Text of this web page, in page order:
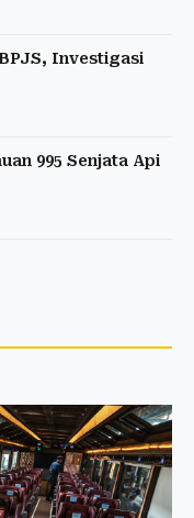
Investigasi
995 Senjata Api